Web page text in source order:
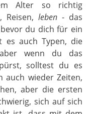
Alter so richtig
Reisen, leben - das
du dich für ein
es auch Typen, die
wenn du das
solltest du es
auch wieder Zeiten,
aber die ersten
sich auf sich